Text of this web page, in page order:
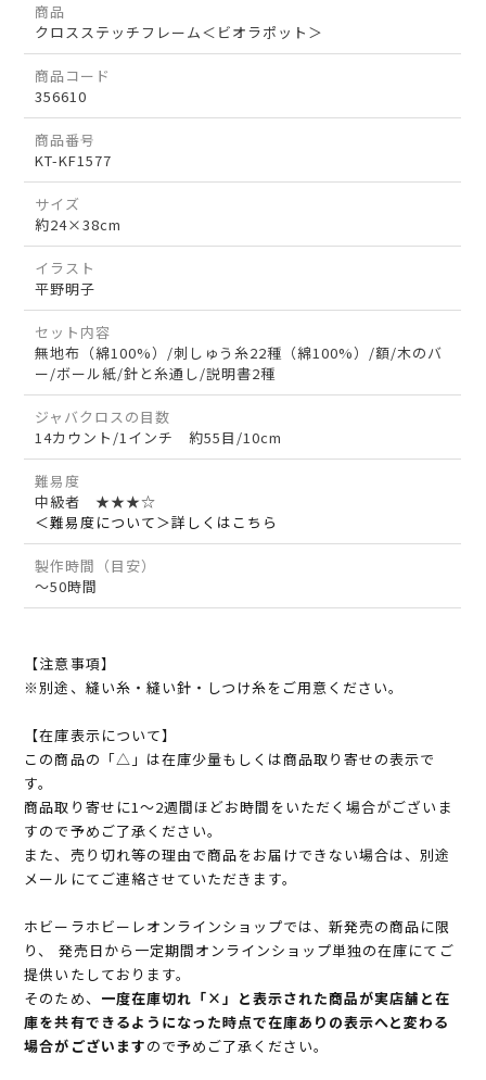
商品
クロスステッチフレーム＜ビオラポット＞
商品コード
356610
商品番号
KT-KF1577
サイズ
約24×38cm
イラスト
平野明子
セット内容
無地布（綿100%）/刺しゅう糸22種（綿100%）/額/木のバ
ー/ボール紙/針と糸通し/説明書2種
ジャバクロスの目数
14カウント/1インチ 約55目/10cm
難易度
中級者 ★★★☆
＜難易度について＞詳しくはこちら
製作時間（目安）
～50時間
【注意事項】
※別途、縫い糸・縫い針・しつけ糸をご用意ください。
【在庫表示について】
この商品の「△」は在庫少量もしくは商品取り寄せの表示で
す。
商品取り寄せに1～2週間ほどお時間をいただく場合がございま
すので予めご了承ください。
また、売り切れ等の理由で商品をお届けできない場合は、別途
メールにてご連絡させていただきます。
ホビーラホビーレオンラインショップでは、新発売の商品に限
り、 発売日から一定期間オンラインショップ単独の在庫にてご
提供いたしております。
そのため、 一度在庫切れ「×」と表示された商品が実店舗と在
庫を共有できるようになった時点で在庫ありの表示へと変わる
場合がございますので予めご了承ください。